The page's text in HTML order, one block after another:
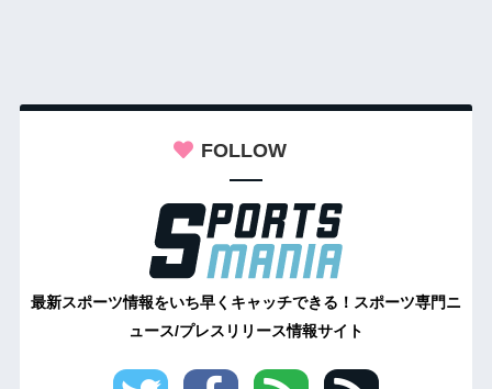
FOLLOW
最新スポーツ情報をいち早くキャッチできる！スポーツ専門ニ
ュース/プレスリリース情報サイト